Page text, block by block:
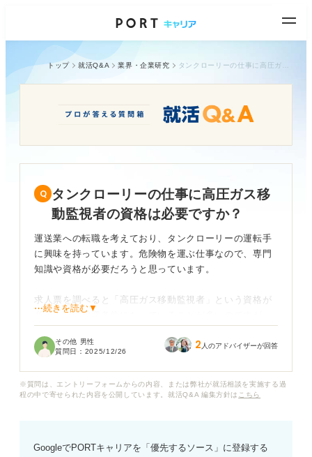
トップ 就活Q&A 業界・企業研究
タンクローリーの仕事に高圧ガス移
動監視者の資格は必要ですか？
運送業への転職を考えており、タンクローリーの運転手
に興味を持っています。危険物を運ぶ仕事なので、専門
知識や資格が必要だろうと思っています。
求人票を調べると「高圧ガス移動監視者」という資格が
必須または歓迎条件になっていることが多いのですが、
に、高圧ガスを運ぶ仕事のやりがい、注意すべき点につ
⋯続きを読む▼
その他 男性
質問日： 2025/12/26 2 人のアドバイザーが回答
※質問は、エントリーフォームからの内容、または弊社が就活相談を実施する過
程の中で寄せられた内容を公開しています。就活Q&A 編集方針は こちら
GoogleでPORTキャリアを「優先するソース」に登録する